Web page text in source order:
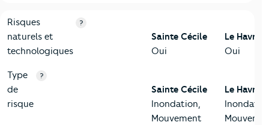
9-Diagnostic risques
Critères Sainte Cécile
Risques
naturels et
technologiques
?
Sainte Cécile
Oui
Le Havre
Oui
Type
de
risque
?
Sainte Cécile
Inondation,
Mouvement
Le Havre